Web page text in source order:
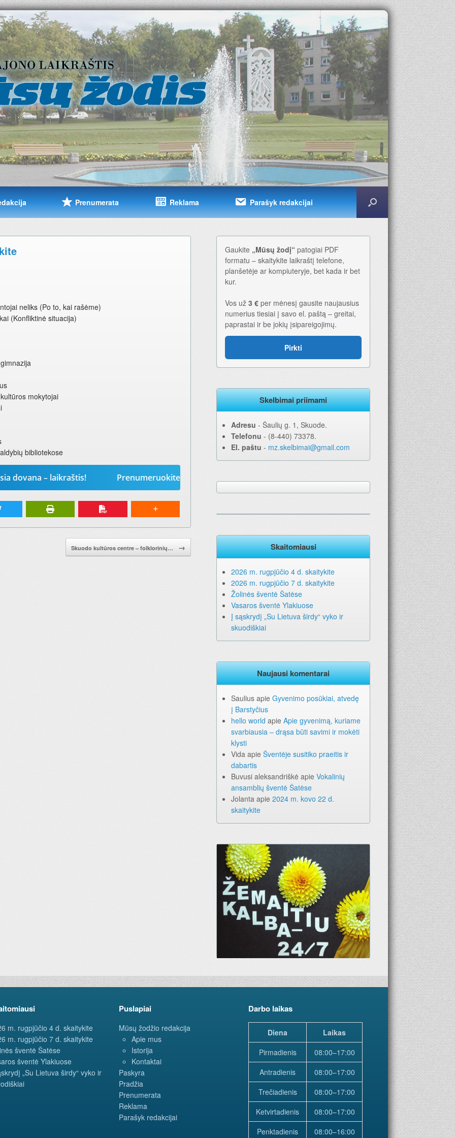
Prenumerata Reklama Parašyk redakcijai
neliks (Po to, kai rašėme)
(Konfliktinė situacija)
mokytojai
bibliotekose
– laikraštis! Prenumeruokite „Mūsų žodį“ 2026-iems metams. Geriausia dovana – laikraštis!
Skuodo kultūros centre – folklorinių… →
Gaukite „Mūsų žodį“ patogiai PDF
formatu – skaitykite laikraštį telefone,
planšetėje ar kompiuteryje, bet kada ir bet
kur.
Vos už 3 € per mėnesį gausite naujausius
numerius tiesiai į savo el. paštą – greitai,
paprastai ir be jokių įsipareigojimų.
Pirkti
Skelbimai priimami
Adresu ‐ Šaulių g. 1, Skuode.
Telefonu ‐ (8-440) 73378.
El. paštu ‐ mz.skelbimai@gmail.com
Skaitomiausi
2026 m. rugpjūčio 4 d. skaitykite
2026 m. rugpjūčio 7 d. skaitykite
Žolinės šventė Šatėse
Vasaros šventė Ylakiuose
Į sąskrydį „Su Lietuva širdy“ vyko ir
skuodiškiai
Naujausi komentarai
Saulius apie Gyvenimo posūkiai, atvedę
į Barstyčius
hello world apie Apie gyvenimą, kuriame
svarbiausia – drąsa būti savimi ir mokėti
klysti
Vida apie Šventėje susitiko praeitis ir
dabartis
Buvusi aleksandriškė apie Vokalinių
ansamblių šventė Šatėse
Jolanta apie 2024 m. kovo 22 d.
skaitykite
m. rugpjūčio 4 d. skaitykite
m. rugpjūčio 7 d. skaitykite
šventė Šatėse
šventė Ylakiuose
„Su Lietuva širdy“ vyko ir
Puslapiai
Mūsų žodžio redakcija
Apie mus
Istorija
Kontaktai
Paskyra
Pradžia
Prenumerata
Reklama
Parašyk redakcijai
Darbo laikas
Diena
Laikas
Pirmadienis
08:00–17:00
Antradienis
08:00–17:00
Trečiadienis
08:00–17:00
Ketvirtadienis
08:00–17:00
Penktadienis
08:00–16:00